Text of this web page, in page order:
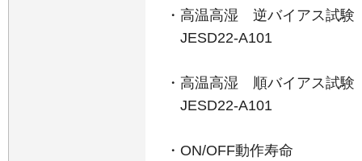
・高温高湿 逆バイアス試験
JESD22-A101
・高温高湿 順バイアス試験
JESD22-A101
・ON/OFF動作寿命